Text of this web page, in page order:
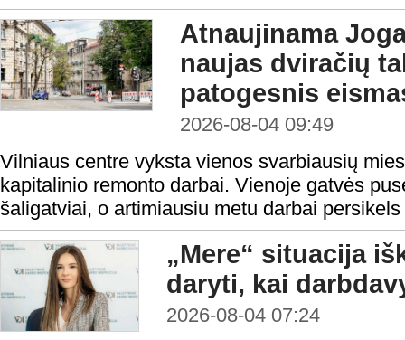
Atnaujinama
naujas dviračių
patogesnis
2026-08-04 09:49
Vilniaus centre vyksta vienos svarbiausių
kapitalinio remonto darbai. Vienoje gatvės
šaligatviai, o artimiausiu metu darbai
„Mere“ situacija
daryti, kai
2026-08-04 07:24